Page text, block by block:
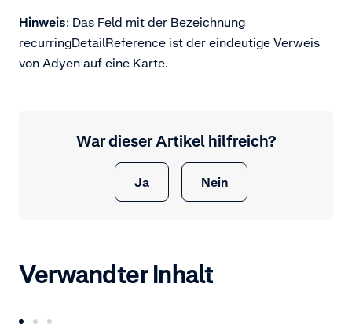
Hinweis: Das Feld mit der Bezeichnung
recurringDetailReference ist der eindeutige Verweis
von Adyen auf eine Karte.
War dieser Artikel hilfreich?
Ja Nein
Verwandter Inhalt